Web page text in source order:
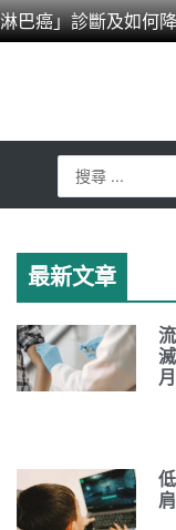
巴癌」診斷及如何
Search
...
最新文章